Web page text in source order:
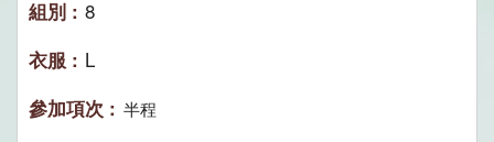
8
L
半程